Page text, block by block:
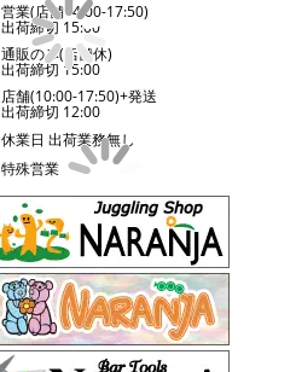
営業(店舗14:00-17:50)
出荷締切 15:00
通販のみ(店舗休)
出荷締切 15:00
店舗(10:00-17:50)+発送
出荷締切 12:00
休業日 出荷業務無し
特殊営業